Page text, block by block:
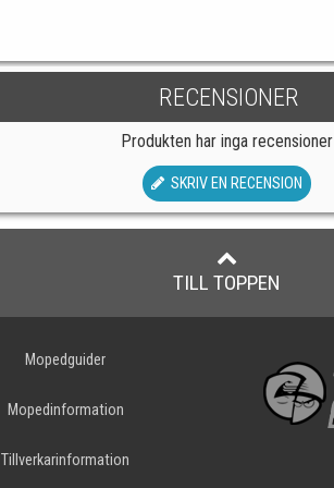
RECENSIONER
Produkten har inga recensioner
SKRIV EN RECENSION
TILL TOPPEN
Mopedguider
Mopedinformation
Tillverkarinformation